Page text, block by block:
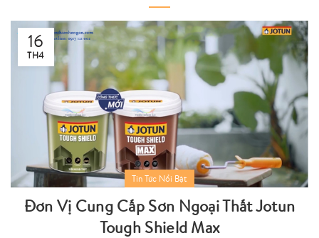
16
TH4
Tin Tức Nổi Bật
Đơn Vị Cung Cấp Sơn Ngoại Thất Jotun
Tough Shield Max